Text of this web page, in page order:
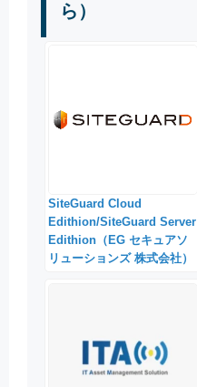
ら）
SiteGuard Cloud
Edithion/SiteGuard Server
Edithion（EG セキュアソ
リューションズ 株式会社）